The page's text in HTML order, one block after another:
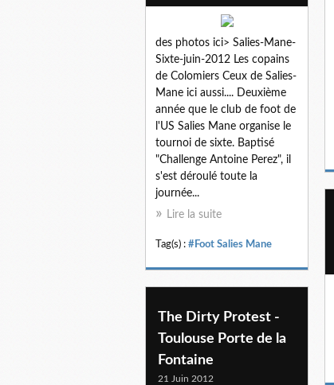
des photos ici> Salies-Mane-
Sixte-juin-2012 Les copains
de Colomiers Ceux de Salies-
Mane ici aussi.... Deuxième
année que le club de foot de
l'US Salies Mane organise le
tournoi de sixte. Baptisé
"Challenge Antoine Perez", il
s'est déroulé toute la
journée...
Lire la suite
Tag(s) : #Foot Salies Mane
The Dirty Protest -
Toulouse Porte de la
Fontaine
21 Juin 2012